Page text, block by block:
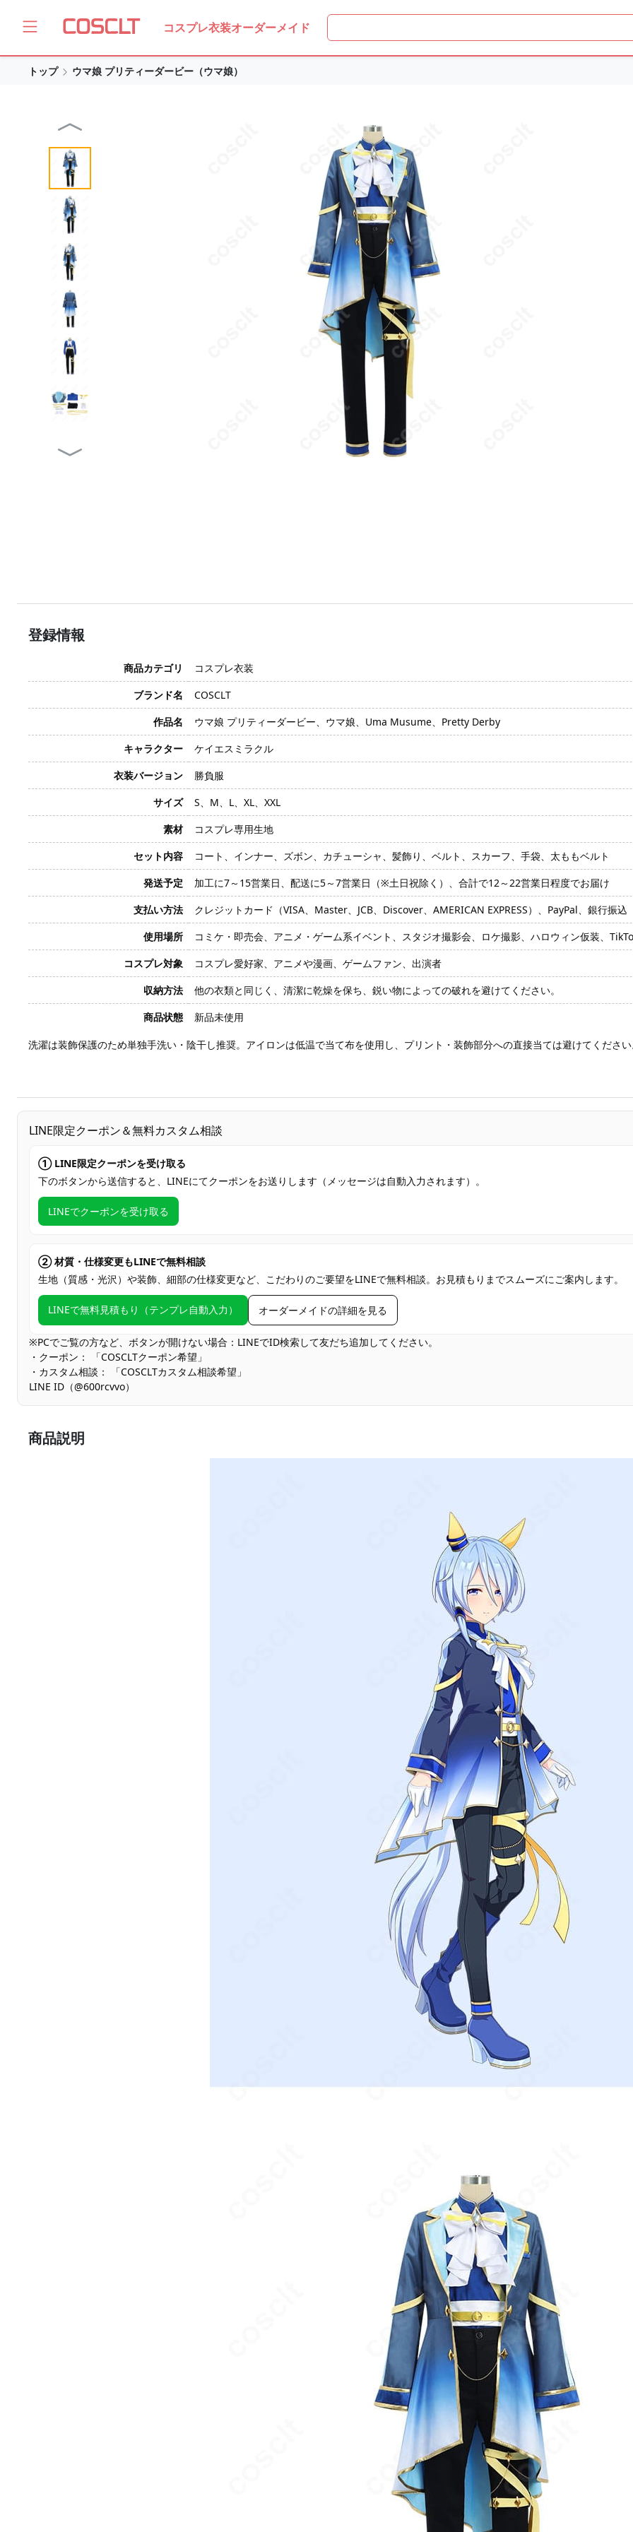
コスプレ衣装オーダーメイド
トップ ウマ娘 プリティーダービー（ウマ娘）
登録情報
商品カテゴリ
コスプレ衣装
ブランド名
COSCLT
作品名
ウマ娘 プリティーダービー、ウマ娘、Uma Musume、Pretty Derby
キャラクター
ケイエスミラクル
衣装バージョン
勝負服
サイズ
S、M、L、XL、XXL
素材
コスプレ専用生地
セット内容
コート、インナー、ズボン、カチューシャ、髪飾り、ベルト、スカーフ、手袋、太ももベルト
発送予定
加工に7～15営業日、配送に5～7営業日（※土日祝除く）、合計で12～22営業日程度でお届け
支払い方法
クレジットカード（VISA、Master、JCB、Discover、AMERICAN EXPRESS）、PayPal、銀行振込
使用場所
コミケ・即売会、アニメ・ゲーム系イベント、スタジオ撮影会、ロケ撮影、ハロウィン仮装、
コスプレ対象
コスプレ愛好家、アニメや漫画、ゲームファン、出演者
収納方法
他の衣類と同じく、清潔に乾燥を保ち、鋭い物によっての破れを避けてください。
商品状態
新品未使用
洗濯は装飾保護のため単独手洗い・陰干し推奨。アイロンは低温で当て布を使用し、プリント・装飾部分への直接当ては避けてくださ
LINE限定クーポン＆無料カスタム相談
① LINE限定クーポンを受け取る
下のボタンから送信すると、LINEにてクーポンをお送りします（メッセージは自動入力されます）。
LINEでクーポンを受け取る
② 材質・仕様変更もLINEで無料相談
生地（質感・光沢）や装飾、細部の仕様変更など、こだわりのご要望をLINEで無料相談。お見積もりまでスムーズにご案内します。
LINEで無料見積もり（テンプレ自動入力） オーダーメイドの詳細を見る
※PCでご覧の方など、ボタンが開けない場合：LINEでID検索して友だち追加してください。
・クーポン： 「COSCLTクーポン希望」
・カスタム相談： 「COSCLTカスタム相談希望」
LINE ID（@600rcvvo）
商品説明